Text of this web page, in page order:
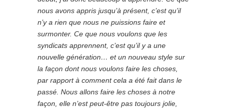
nous avons appris jusqu’à présent, c’est qu’il
n’y a rien que nous ne puissions faire et
surmonter. Ce que nous voulons que les
syndicats apprennent, c’est qu’il y a une
nouvelle génération… et un nouveau style sur
la façon dont nous voulons faire les choses,
par rapport à comment cela a été fait dans le
passé. Nous allons faire les choses à notre
façon, elle n’est peut-être pas toujours jolie,